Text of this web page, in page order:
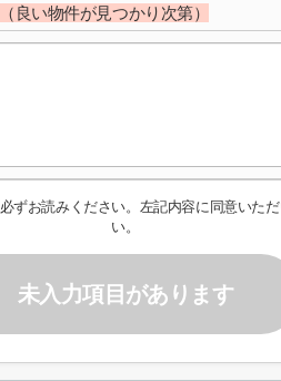
良い物件が見つかり次第）
ずお読みください。左記内容に同意いた
い。
未入力項目があります